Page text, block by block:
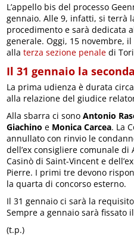
L’appello bis del processo
gennaio. Alle 9, infatti, si terrà
procedimento e sarà dedicata
generale. Oggi, 15 novembre,
allaterza sezione penale di
Il 31 gennaio la
La prima udienza è durata
alla relazione del giudice
Alla sbarra ci sonoAntonio
Giachino e Monica Carcea. La
annullato con rinvio le
dell’ex consigliere comunale di
Casinò di Saint-Vincent e
Pierre. I primi tre devono
la quarta di concorso esterno.
Il 31 gennaio ci sarà la
Sempre a gennaio sarà fissato
(t.p.)